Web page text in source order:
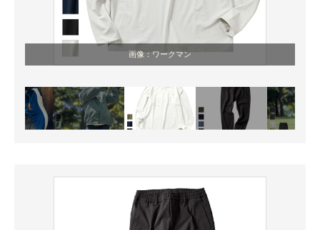
画像：ワークマン